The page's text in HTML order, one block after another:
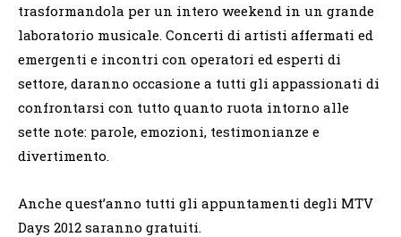
trasformandola per un intero weekend in un grande
laboratorio musicale. Concerti di artisti affermati ed
emergenti e incontri con operatori ed esperti di
settore, daranno occasione a tutti gli appassionati di
confrontarsi con tutto quanto ruota intorno alle
sette note: parole, emozioni, testimonianze e
divertimento.
Anche quest’anno tutti gli appuntamenti degli MTV
Days 2012 saranno gratuiti.